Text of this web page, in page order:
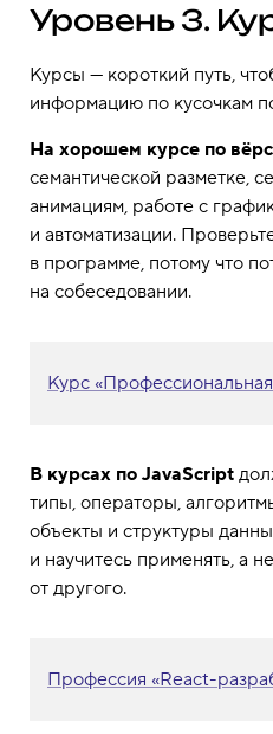
Уровень 3.
Курсы — короткий путь,
информацию по кусочкам
На хорошем курсе по
семантической разметке,
анимациям, работе с
и автоматизации.
в программе, потому что
на собеседовании.
Курс «Профессиональная
В курсах по JavaScript
типы, операторы,
объекты и структуры
и научитесь применять, а
от другого.
Профессия «React-